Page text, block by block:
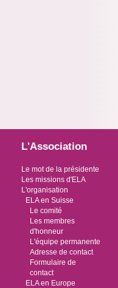
L'Association
Le mot de la présidente
Les missions d'ELA
L'organisation
ELA en Suisse
Le comité
Les membres
d'honneur
L'équipe permanente
Adresse de contact
Formulaire de
contact
ELA en Europe